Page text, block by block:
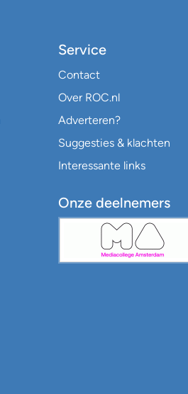
Service
Contact
Over ROC.nl
Adverteren?
Suggesties & klachten
Interessante links
Onze deelnemers